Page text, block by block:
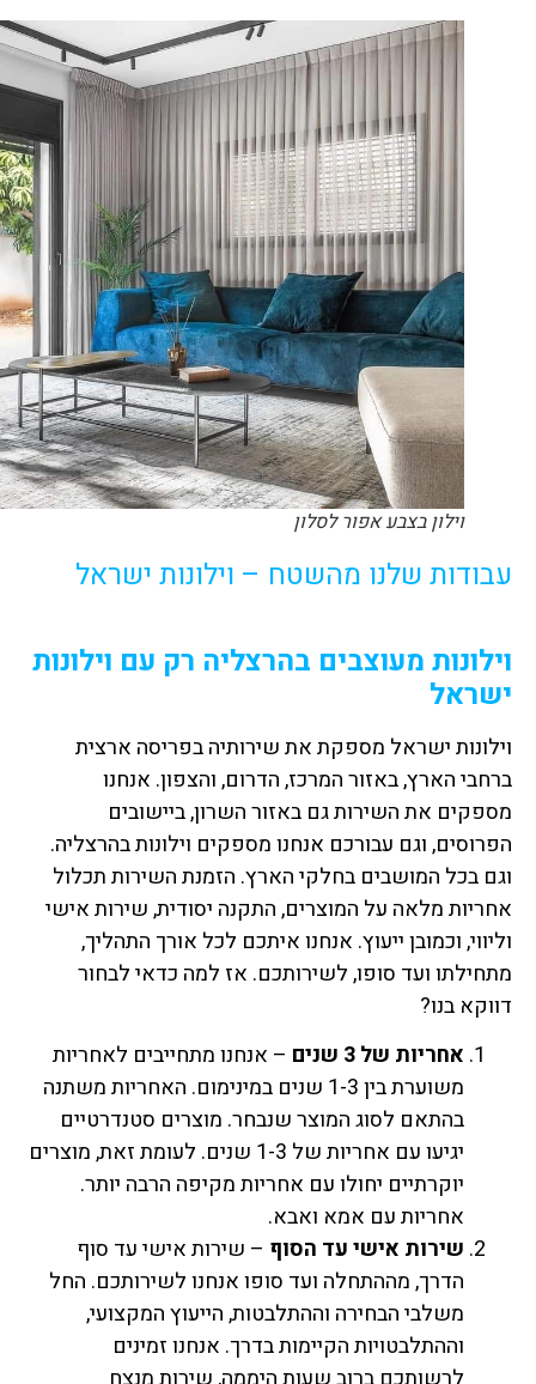
וילון בצבע אפור לסלון
עבודות שלנו מהשטח – וילונות ישראל
וילונות מעוצבים בהרצליה רק עם וילונות
ישראל
וילונות ישראל מספקת את שירותיה בפריסה ארצית
ברחבי הארץ, באזור המרכז, הדרום, והצפון. אנחנו
מספקים את השירות גם באזור השרון, ביישובים
הפרוסים, וגם עבורכם אנחנו מספקים וילונות בהרצליה.
וגם בכל המושבים בחלקי הארץ. הזמנת השירות תכלול
אחריות מלאה על המוצרים, התקנה יסודית, שירות אישי
וליווי, וכמובן ייעוץ. אנחנו איתכם לכל אורך התהליך,
מתחילתו ועד סופו, לשירותכם. אז למה כדאי לבחור
דווקא בנו?
אחריות של 3 שנים
– אנחנו מתחייבים לאחריות
משוערת בין 1-3 שנים במינימום. האחריות משתנה
בהתאם לסוג המוצר שנבחר. מוצרים סטנדרטיים
יגיעו עם אחריות של 1-3 שנים. לעומת זאת, מוצרים
יוקרתיים יחולו עם אחריות מקיפה הרבה יותר.
אחריות עם אמא ואבא.
שירות אישי עד הסוף– שירות אישי עד סוף
הדרך, מההתחלה ועד סופו אנחנו לשירותכם. החל
משלבי הבחירה וההתלבטות, הייעוץ המקצועי,
וההתלבטויות הקיימות בדרך. אנחנו זמינים